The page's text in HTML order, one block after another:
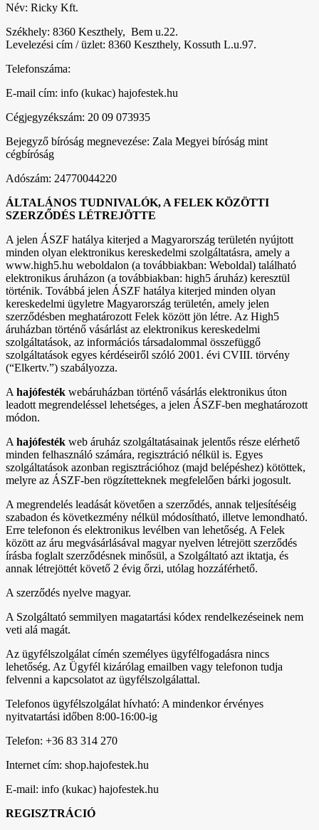
Név: Ricky Kft.
Székhely: 8360 Keszthely, Bem u.22.
Levelezési cím / üzlet: 8360 Keszthely, Kossuth L.u.97.
Telefonszáma:
E-mail cím: info (kukac) hajofestek.hu
Cégjegyzékszám: 20 09 073935
Bejegyző bíróság megnevezése: Zala Megyei bíróság mint
cégbíróság
Adószám: 24770044220
ÁLTALÁNOS TUDNIVALÓK, A FELEK KÖZÖTTI
SZERZŐDÉS LÉTREJÖTTE
A jelen ÁSZF hatálya kiterjed a Magyarország területén nyújtott
minden olyan elektronikus kereskedelmi szolgáltatásra, amely a
www.high5.hu weboldalon (a továbbiakban: Weboldal) található
elektronikus áruházon (a továbbiakban: high5 áruház) keresztül
történik. Továbbá jelen ÁSZF hatálya kiterjed minden olyan
kereskedelmi ügyletre Magyarország területén, amely jelen
szerződésben meghatározott Felek között jön létre. Az High5
áruházban történő vásárlást az elektronikus kereskedelmi
szolgáltatások, az információs társadalommal összefüggő
szolgáltatások egyes kérdéseiről szóló 2001. évi CVIII. törvény
(“Elkertv.”) szabályozza.
A hajófesték webáruházban történő vásárlás elektronikus úton
leadott megrendeléssel lehetséges, a jelen ÁSZF-ben meghatározott
módon.
A hajófesték web áruház szolgáltatásainak jelentős része elérhető
minden felhasználó számára, regisztráció nélkül is. Egyes
szolgáltatások azonban regisztrációhoz (majd belépéshez) kötöttek,
melyre az ÁSZF-ben rögzítetteknek megfelelően bárki jogosult.
A megrendelés leadását követően a szerződés, annak teljesítéséig
szabadon és következmény nélkül módosítható, illetve lemondható.
Erre telefonon és elektronikus levélben van lehetőség. A Felek
között az áru megvásárlásával magyar nyelven létrejött szerződés
írásba foglalt szerződésnek minősül, a Szolgáltató azt iktatja, és
annak létrejöttét követő 2 évig őrzi, utólag hozzáférhető.
A szerződés nyelve magyar.
A Szolgáltató semmilyen magatartási kódex rendelkezéseinek nem
veti alá magát.
Az ügyfélszolgálat címén személyes ügyfélfogadásra nincs
lehetőség. Az Ügyfél kizárólag emailben vagy telefonon tudja
felvenni a kapcsolatot az ügyfélszolgálattal.
Telefonos ügyfélszolgálat hívható: A mindenkor érvényes
nyitvatartási időben 8:00-16:00-ig
Telefon: +36 83 314 270
Internet cím: shop.hajofestek.hu
E-mail: info (kukac) hajofestek.hu
REGISZTRÁCIÓ